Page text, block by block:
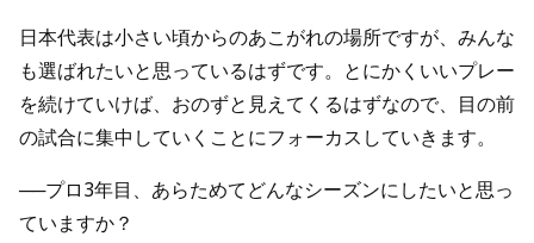
日本代表は小さい頃からのあこがれの場所ですが、みんな
も選ばれたいと思っているはずです。とにかくいいプレー
を続けていけば、おのずと見えてくるはずなので、目の前
の試合に集中していくことにフォーカスしていきます。
──プロ3年目、あらためてどんなシーズンにしたいと思っ
ていますか？